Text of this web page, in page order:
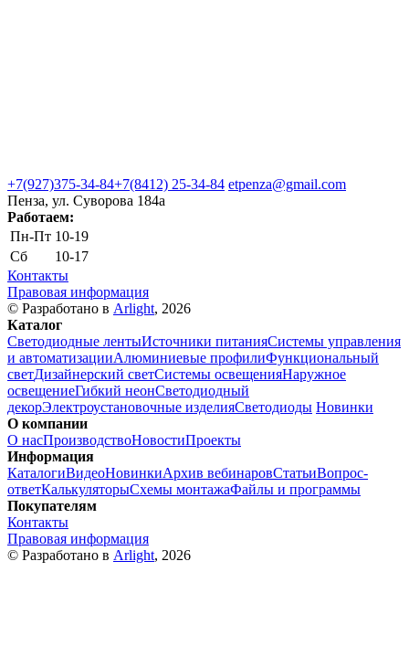
+7(927)375-34-84+7(8412) 25-34-84 etpenza@gmail.com
Пенза, ул. Cуворова 184а
Работаем:
Пн-Пт 10-19
Сб
10-17
Контакты
Правовая информация
© Разработано в Arlight, 2026
Каталог
Светодиодные лентыИсточники питанияСистемы управления
и автоматизацииАлюминиевые профилиФункциональный
светДизайнерский светСистемы освещенияНаружное
освещениеГибкий неонСветодиодный
декорЭлектроустановочные изделияСветодиоды Новинки
О компании
О насПроизводствоНовостиПроекты
Информация
КаталогиВидеоНовинкиАрхив вебинаровСтатьиВопрос-
ответКалькуляторыСхемы монтажаФайлы и программы
Покупателям
Контакты
Правовая информация
© Разработано в Arlight, 2026